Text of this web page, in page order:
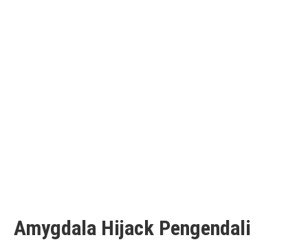
Amygdala Hijack Pengendali